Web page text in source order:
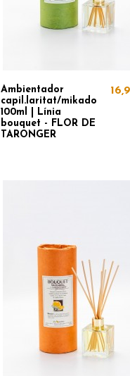
Ambientador
capil.laritat/mikado
100ml | Línia
bouquet - FLOR DE
TARONGER